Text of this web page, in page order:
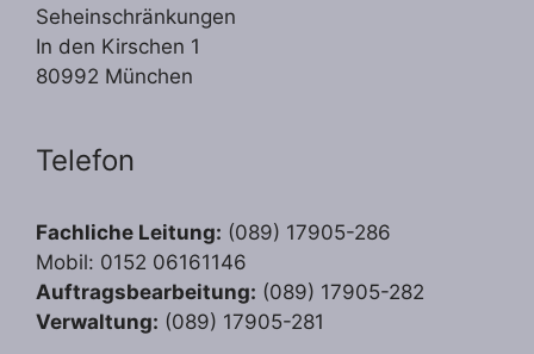
Seheinschränkungen
In den Kirschen 1
80992 München
Telefon
Fachliche Leitung: (089) 17905-286
Mobil: 0152 06161146
Auftragsbearbeitung: (089) 17905-282
Verwaltung: (089) 17905-281